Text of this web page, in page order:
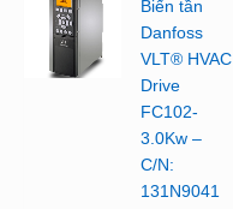
Biến tần
Danfoss
VLT® HVAC
Drive
FC102-
3.0Kw –
C/N:
131N9041